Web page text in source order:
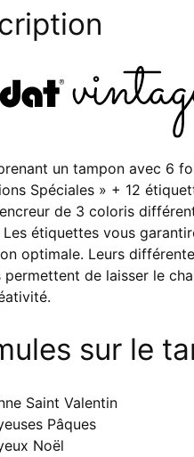
un tampon avec 6
Spéciales » + 12
de 3 coloris
étiquettes vous
optimale. Leurs
permettent de laisser le
sur le
Saint Valentin
Pâques
Noël